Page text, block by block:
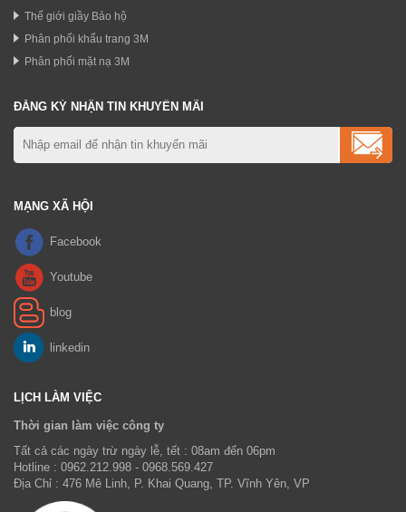
Thế giới giầy Bảo hộ
Phân phối khẩu trang 3M
Phân phối mặt nạ 3M
ĐĂNG KÝ NHẬN TIN KHUYẾN MÃI
MẠNG XÃ HỘI
LỊCH LÀM VIỆC
Thời gian làm việc công ty
Tất cả các ngày trừ ngày lễ, tết : 08am đến 06pm
Hotline : 0962.212.998 - 0968.569.427
Địa Chỉ : 476 Mê Linh, P. Khai Quang, TP. Vĩnh Yên, VP